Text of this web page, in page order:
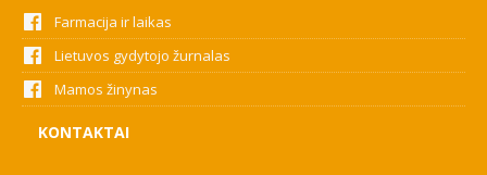
Farmacija ir laikas
Lietuvos gydytojo žurnalas
Mamos žinynas
KONTAKTAI